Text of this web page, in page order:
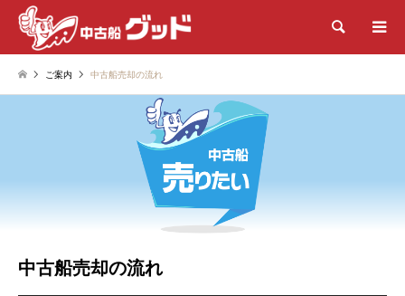
検索
ご案内 中古船売却の流れ
中古船売却の流れ